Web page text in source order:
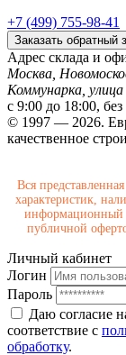
+7 (499) 755-98-41
Заказать обратный
Адрес склада и
Москва,
Коммунарка,
с 9:00 до 18:00,
© 1997 — 2026.
качественное
Вся
характеристик,
информационный
публичной
Личный кабинет
Логин
Пароль
Даю согласие
соответствие с
обработку.